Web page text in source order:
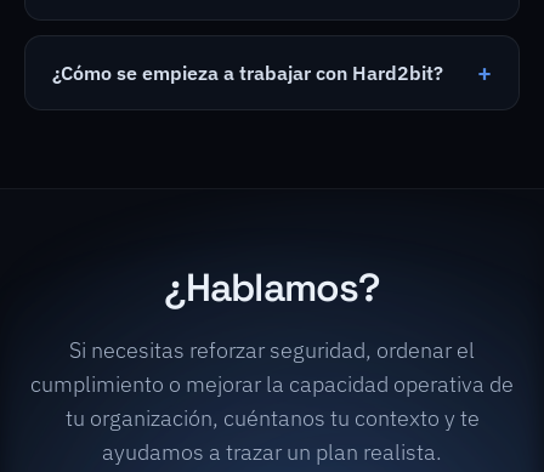
¿Cómo se empieza a trabajar con Hard2bit? +
¿Hablamos?
Si necesitas reforzar seguridad, ordenar el
cumplimiento o mejorar la capacidad operativa de
tu organización, cuéntanos tu contexto y te
ayudamos a trazar un plan realista.